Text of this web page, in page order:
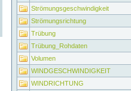
Strömungsgeschwindigkeit
Strömungsrichtung
Trübung
Trübung_Rohdaten
Volumen
WINDGESCHWINDIGKEIT
WINDRICHTUNG